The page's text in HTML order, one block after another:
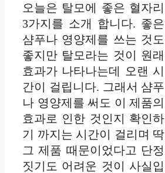
오늘은 탈모에 좋은 혈자리
3가지를 소개 합니다. 좋은
샴푸나 영양제를 쓰는 것도
좋지만 탈모라는 것이 원래
효과가 나타나는데 오랜 시
간이 걸립니다. 그래서 샴푸
나 영양제를 써도 이 제품의
효과로 인한 것인지 확인하
기 까지는 시간이 걸리며 딱
그 제품 때문이었다고 단정
짓기도 어려운 것이 사실입